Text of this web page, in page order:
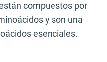
compuestos por
y son una
esenciales.